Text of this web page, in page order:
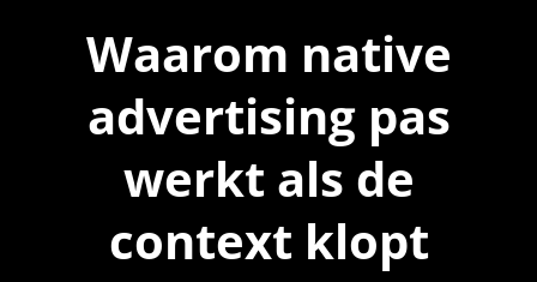
Waarom native
advertising pas
werkt als de
context klopt